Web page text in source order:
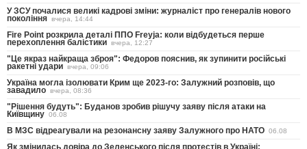
У ЗСУ почалися великі кадрові зміни: журналіст про генералів нового
покоління вчера, 14:44
Fire Point розкрила деталі ППО Freyja: коли відбудеться перше
перехоплення балістики вчера, 12:27
"Це якраз найкраща зброя": Федоров пояснив, як зупинити російські
ракетні удари вчера, 09:06
Україна могла ізолювати Крим ще 2023-го: Залужний розповів, що
завадило вчера, 08:36
"Рішення будуть": Буданов зробив рішучу заяву після атаки на
Київщину 06.08
В МЗС відреагували на резонансну заяву Залужного про НАТО 06.08